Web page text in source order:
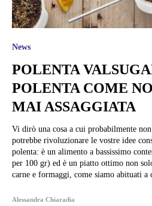
News
POLENTA
POLENTA COME
MAI ASSAGGIATA
Vi dirò una cosa a cui probabilmente
potrebbe rivoluzionare le vostre idee
polenta: è un alimento a bassissimo
per 100 gr) ed è un piatto ottimo non
carne e formaggi, come siamo abituati a
Alessandra Chiaradia